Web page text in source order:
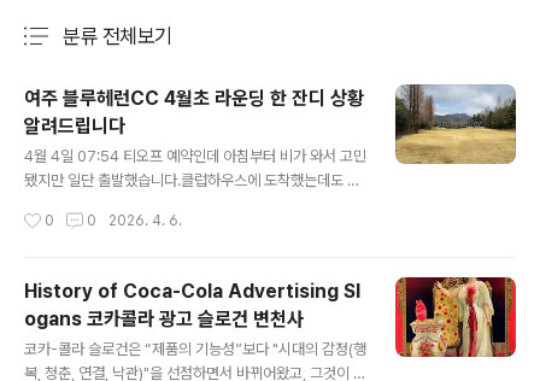
분류 전체보기
여주 블루헤런CC 4월초 라운딩 한 잔디 상황
알려드립니다
4월 4일 07:54 티오프 예약인데 아침부터 비가 와서 고민
됐지만 일단 출발했습니다.​클럽하우스에 도착했는데도 비
진행하기로 하고 07:54 티오프 시간을 취소한 팀 시간 0
루헤런, 골프장은 좋지만 내부 가격은 사악하기 이를데 없
습니다. 그나마 이것도 회원들이 지속적으로 클레임하니까
한번 다운한 가격입니다.​2년전에는 여기가 클럽 싣는 카트
주차장이었는데 '스타벅스'로 바뀌었습니다.(골프장 스타
0 0 2026. 4. 6.
History of Coca‑Cola Advertising Sl
ogans 코카콜라 광고 슬로건 변천사
코카-콜라 슬로건은 “제품의 기능성”보다 "시대의 감정(행
복, 청춘, 연결, 낙관)"을 선점하면서 바뀌어왔고, 그것이 코